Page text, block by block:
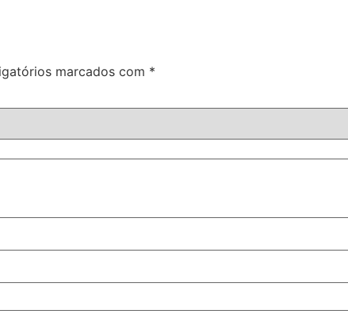
marcados com *